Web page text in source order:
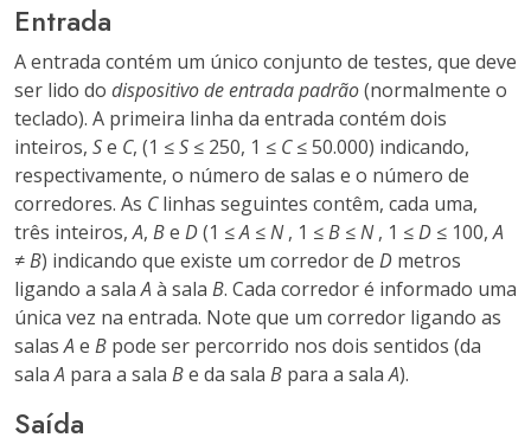
Entrada
A entrada contém um único conjunto de testes, que deve
ser lido do dispositivo de entrada padrão(normalmente o
teclado). A primeira linha da entrada contém dois
inteiros, Se C, (1 ≤S ≤ 250, 1 ≤ C≤ 50.000) indicando,
respectivamente, o número de salas e o número de
corredores. As Clinhas seguintes contêm, cada uma,
três inteiros,A, Be D(1 ≤A ≤N, 1 ≤B ≤N, 1 ≤D ≤ 100,A
≠B) indicando que existe um corredor de D metros
ligando a salaAà sala B. Cada corredor é informado uma
única vez na entrada. Note que um corredor ligando as
salasAe B pode ser percorrido nos dois sentidos (da
salaA para a sala Be da sala B para a salaA).
Saída